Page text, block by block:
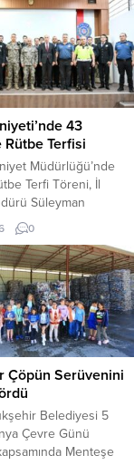
anlamlı bir konser
Muğla
Belediye Başkanı
katılımıyla
Büyükşehir
Orkestrası’nın
konserde, şef Eray İnal
ve solist Ezgi Uludağ
43
Rütbe Terfisi
Müdürlüğü’nde
Terfi Töreni, İl
Süleyman
Düzenlenen
çalışmalarıyla bir
yükselmeye hak
emniyet personeline
takdim edildi. Muğla İl
törende, görevlerini
getirerek üstün
personelin rütbe
0
Çöpün Serüvenini
Belediyesi 5
Çevre Günü
Menteşe